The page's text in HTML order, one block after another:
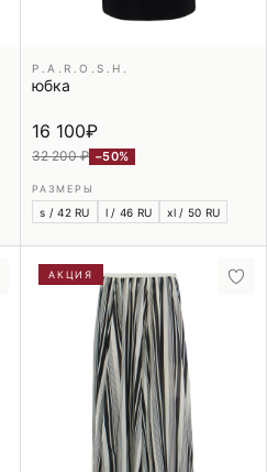
P.A.R.O.S.H.
юбка
16 100₽
32 200 ₽ −50%
РАЗМЕРЫ
s / 42 RU l / 46 RU xl / 50 RU
АКЦИЯ